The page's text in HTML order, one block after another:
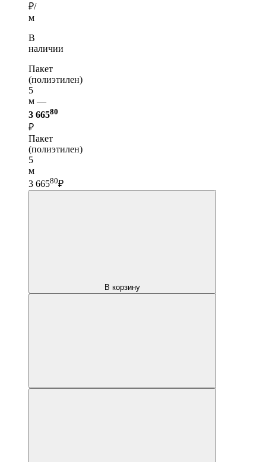
₽/
м
В
наличии
Пакет
(полиэтилен)
5
м —
3 66580
₽
Пакет
(полиэтилен)
5
м
3 66580₽
В корзину